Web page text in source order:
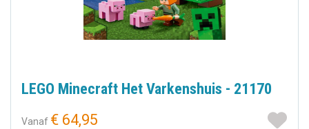
LEGO Minecraft Het Varkenshuis - 21170
Vanaf € 64,95